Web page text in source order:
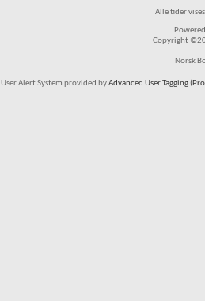
Alle tider
Copyright
Norsk
User Alert System provided byAdvanced User Tagging